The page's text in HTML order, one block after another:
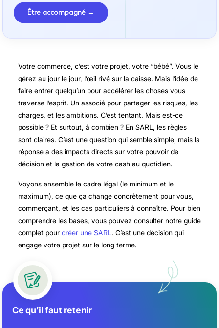
Être accompagné →
Votre commerce, c’est votre projet, votre “bébé”. Vous le
gérez au jour le jour, l’œil rivé sur la caisse. Mais l’idée de
faire entrer quelqu’un pour accélérer les choses vous
traverse l’esprit. Un associé pour partager les risques, les
charges, et les ambitions. C’est tentant. Mais est-ce
possible ? Et surtout, à combien ? En SARL, les règles
sont claires. C’est une question qui semble simple, mais la
réponse a des impacts directs sur votre pouvoir de
décision et la gestion de votre cash au quotidien.
Voyons ensemble le cadre légal (le minimum et le
maximum), ce que ça change concrètement pour vous,
commerçant, et les cas particuliers à connaître. Pour bien
comprendre les bases, vous pouvez consulter notre guide
complet pour créer une SARL. C’est une décision qui
engage votre projet sur le long terme.
Ce qu’il faut retenir